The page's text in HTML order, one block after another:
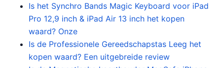
p
o
n
k
i
g
e
p
r
Is het Synchro Bands Magic Keyboard voor iPad
Pro 12,9 inch & iPad Air 13 inch het kopen
waard? Onze
Is de Professionele Gereedschapstas Leeg het
kopen waard? Een uitgebreide review